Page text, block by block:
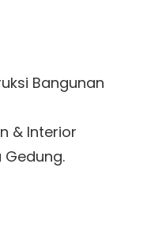
Bangunan
& Interior
Gedung.